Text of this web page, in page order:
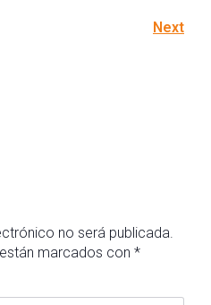
Next
no será publicada.
marcados con *